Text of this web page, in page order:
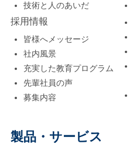
技術と人のあいだ
採用情報
皆様へメッセージ
社内風景
充実した教育プログラム
先輩社員の声
募集内容
製品・サービス